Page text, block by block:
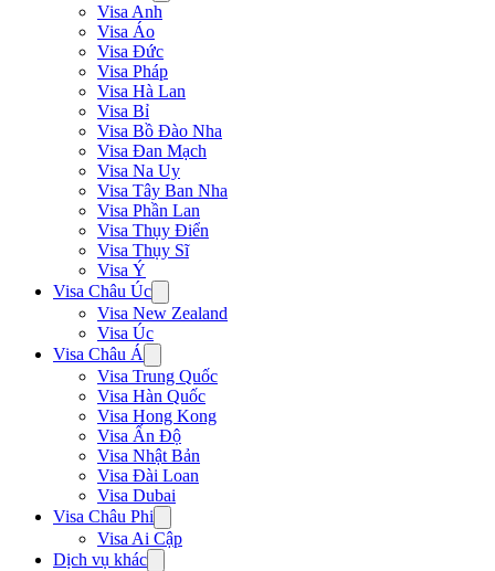
Visa Anh
Visa Áo
Visa Đức
Visa Pháp
Visa Hà Lan
Visa Bỉ
Visa Bồ Đào Nha
Visa Đan Mạch
Visa Na Uy
Visa Tây Ban Nha
Visa Phần Lan
Visa Thụy Điển
Visa Thụy Sĩ
Visa Ý
Visa Châu Úc
Visa New Zealand
Visa Úc
Visa Châu Á
Visa Trung Quốc
Visa Hàn Quốc
Visa Hong Kong
Visa Ấn Độ
Visa Nhật Bản
Visa Đài Loan
Visa Dubai
Visa Châu Phi
Visa Ai Cập
Dịch vụ khác